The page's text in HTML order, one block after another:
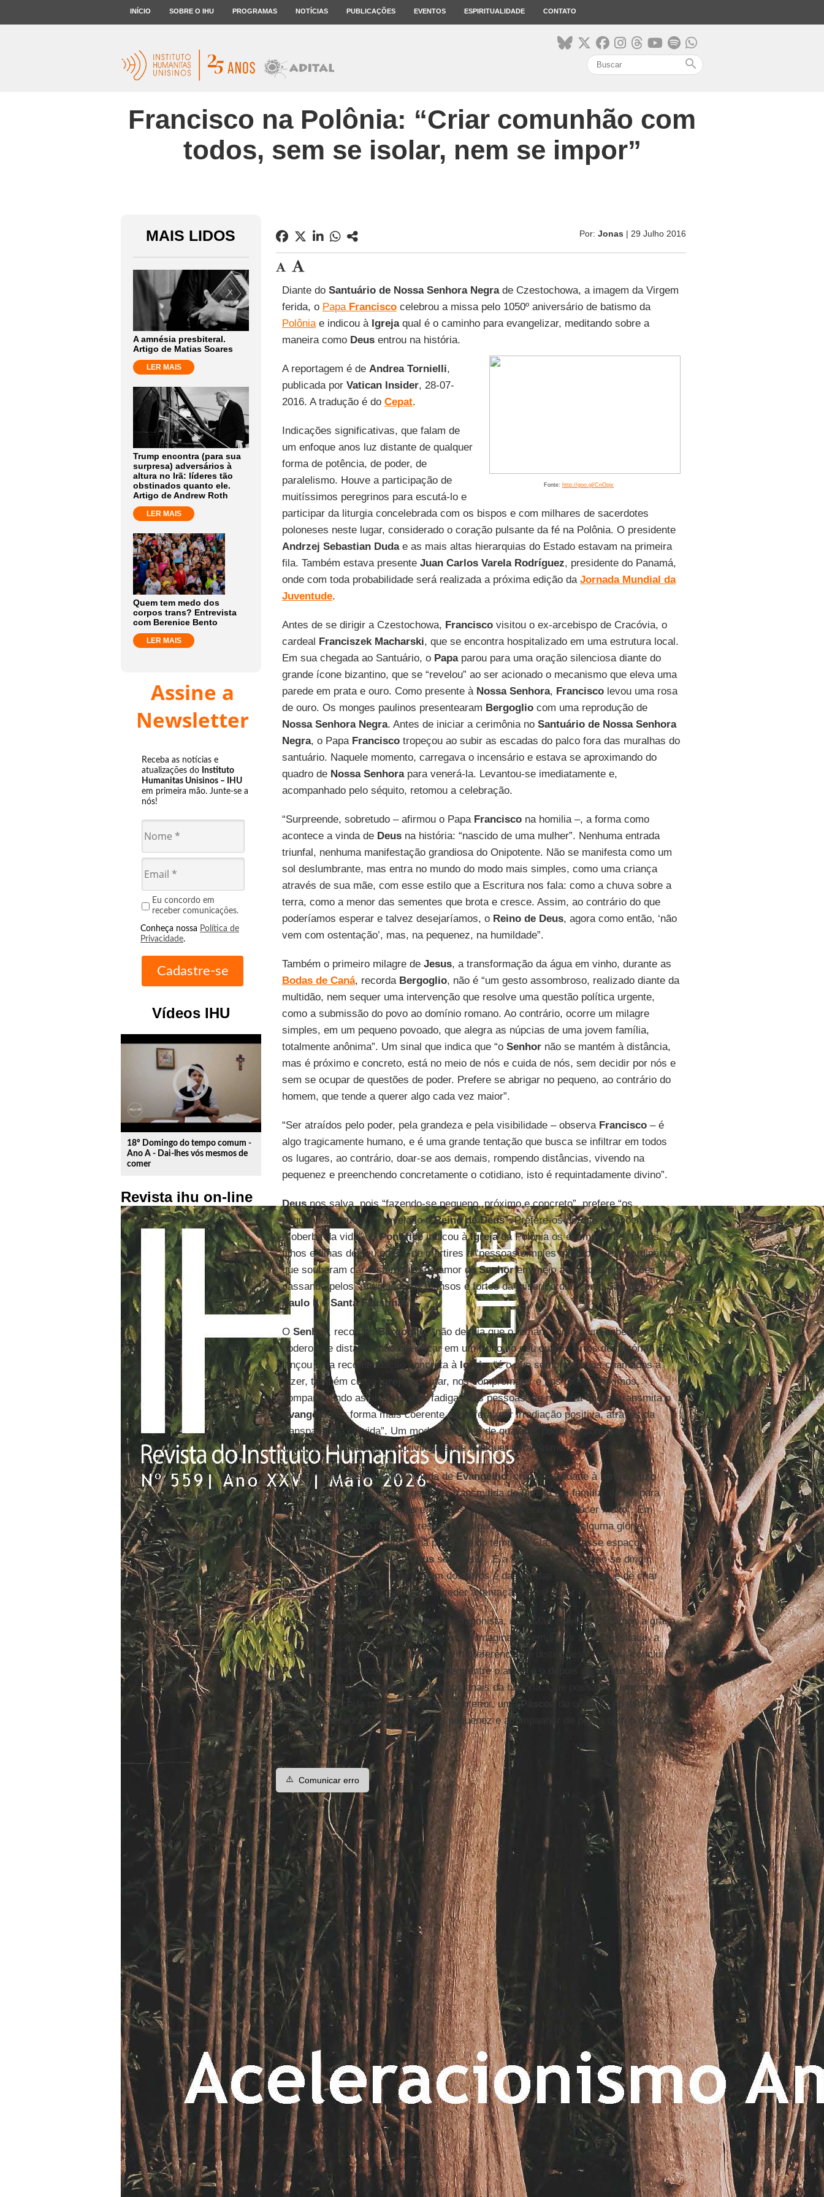
INÍCIO SOBRE O IHU PROGRAMAS NOTÍCIAS PUBLICAÇÕES EVENTOS ESPIRITUALIDADE CONTATO
search
Francisco na Polônia: “Criar comunhão com
todos, sem se isolar, nem se impor”
MAIS LIDOS
A amnésia presbiteral.
Artigo de Matias Soares
LER MAIS
Trump encontra (para sua
surpresa) adversários à
altura no Irã: líderes tão
obstinados quanto ele.
Artigo de Andrew Roth
LER MAIS
Quem tem medo dos
corpos trans? Entrevista
com Berenice Bento
LER MAIS
Assine a
Newsletter
Receba as notícias e
atualizações do Instituto
Humanitas Unisinos – IHU
em primeira mão. Junte-se a
nós!
Eu concordo em
receber comunicações.
Conheça nossa Política de
Privacidade.
Vídeos IHU
play_circle_outline
18º Domingo do tempo comum -
Ano A - Dai-lhes vós mesmos de
comer
Revista ihu on-line
Por: Jonas | 29 Julho 2016
Diante do Santuário de Nossa Senhora Negrade Czestochowa, a imagem da Virgem
ferida, o Papa Franciscocelebrou a missa pelo 1050º aniversário de batismo da
Polôniae indicou à Igrejaqual é o caminho para evangelizar, meditando sobre a
maneira como Deusentrou na história.
Fonte: http://goo.gl/CnOpjx
A reportagem é de Andrea Tornielli,
publicada por Vatican Insider, 28-07-
2016. A tradução é do Cepat.
Indicações significativas, que falam de
um enfoque anos luz distante de qualquer
forma de potência, de poder, de
paralelismo. Houve a participação de
muitíssimos peregrinos para escutá-lo e
participar da liturgia concelebrada com os bispos e com milhares de sacerdotes
poloneses neste lugar, considerado o coração pulsante da fé na Polônia. O presidente
Andrzej Sebastian Dudae as mais altas hierarquias do Estado estavam na primeira
fila. Também estava presente Juan Carlos Varela Rodríguez, presidente do Panamá,
onde com toda probabilidade será realizada a próxima edição da Jornada Mundial da
Juventude.
Antes de se dirigir a Czestochowa, Franciscovisitou o ex-arcebispo de Cracóvia, o
cardeal Franciszek Macharski, que se encontra hospitalizado em uma estrutura local.
Em sua chegada ao Santuário, o Papaparou para uma oração silenciosa diante do
grande ícone bizantino, que se “revelou” ao ser acionado o mecanismo que eleva uma
parede em prata e ouro. Como presente à Nossa Senhora, Franciscolevou uma rosa
de ouro. Os monges paulinos presentearam Bergogliocom uma reprodução de
Nossa Senhora Negra. Antes de iniciar a cerimônia no Santuário de Nossa Senhora
Negra, o Papa Franciscotropeçou ao subir as escadas do palco fora das muralhas do
santuário. Naquele momento, carregava o incensário e estava se aproximando do
quadro de Nossa Senhorapara venerá-la. Levantou-se imediatamente e,
acompanhado pelo séquito, retomou a celebração.
“Surpreende, sobretudo – afirmou o Papa Franciscona homilia –, a forma como
acontece a vinda de Deusna história: “nascido de uma mulher”. Nenhuma entrada
triunfal, nenhuma manifestação grandiosa do Onipotente. Não se manifesta como um
sol deslumbrante, mas entra no mundo do modo mais simples, como uma criança
através de sua mãe, com esse estilo que a Escritura nos fala: como a chuva sobre a
terra, como a menor das sementes que brota e cresce. Assim, ao contrário do que
poderíamos esperar e talvez desejaríamos, o Reino de Deus, agora como então, ‘não
vem com ostentação’, mas, na pequenez, na humildade”.
Também o primeiro milagre de Jesus, a transformação da água em vinho, durante as
Bodas de Caná, recorda Bergoglio, não é “um gesto assombroso, realizado diante da
multidão, nem sequer uma intervenção que resolve uma questão política urgente,
como a submissão do povo ao domínio romano. Ao contrário, ocorre um milagre
simples, em um pequeno povoado, que alegra as núpcias de uma jovem família,
totalmente anônima”. Um sinal que indica que “o Senhornão se mantém à distância,
mas é próximo e concreto, está no meio de nós e cuida de nós, sem decidir por nós e
sem se ocupar de questões de poder. Prefere se abrigar no pequeno, ao contrário do
homem, que tende a querer algo cada vez maior”.
“Ser atraídos pelo poder, pela grandeza e pela visibilidade – observa Francisco– é
algo tragicamente humano, e é uma grande tentação que busca se infiltrar em todos
os lugares, ao contrário, doar-se aos demais, rompendo distâncias, vivendo na
pequenez e preenchendo concretamente o cotidiano, isto é requintadamente divino”.
Deusnos salva, pois “fazendo-se pequeno, próximo e concreto”, prefere “os
pequenos, a quem foi revelado oReino de Deus”. Prefere-os porque se opõem à
“soberba da vida”. OPontíficeindicou àIgrejada Polônia os exemplos de “tantos
filhos e filhas de seu povo”, de mártires a “pessoas simples e também extraordinárias
que souberam dar testemunho do amor doSenhorem meio a grandes provações”,
passando pelos “anunciadores mansos e fortes da misericórdia, comoSão João
Paulo IIeSanta Faustina ”.
O Senhor, recordouBergoglio, “não deseja que o temam como a um soberano
poderoso e distante, não quer ficar em um trono no céu ou nos livros de história”. E
lançou uma recomendação concreta à Igreja: “é o que sempre somos chamados a
fazer, também como
Igreja : escutar, nos comprometer e nos tornar próximos,
compartilhando as alegrias e as fadigas das pessoas, de maneira que se transmita o
Evangelho
da forma mais coerente e frutífera: por irradiação positiva, através da
transparência de vida”. Um modelo distante de qualquer poder ou potência, de
qualquer reivindicação de privilégios, de qualquer paralelismo.
A história da Polônia, “impregnada deEvangelho, cruz e fidelidade àIgreja
, viu o
contágio positivo de uma fé genuína, transmitida de família em família, de pai para
filho, e sobretudo pelas mães e as avós, a quem é preciso agradecer muito”. Em
seguida,Francisco refletiu a respeito da figura deMaria
: “Se há alguma glória
humana, algum mérito nosso na plenitude do tempo, é Ela. É Ela esse espaço,
preservado do mal, na qualDeusse refletiu”. É a Ela que é necessário se dirigir,
porque “infunde o desejo de ir além dos erros e das feridas do passado, e de criar
comunhão com todos, sem jamais ceder à tentação de se isolar e se impor”.
Nossa Senhora“não é dona e nem protagonista, mas Mãe e serva. Peçamos a graça
de tornar nossa a sua simplicidade, a sua imaginação em servir ao necessitado, a
beleza de dar a vida pelos demais, sem preferências e distinções”. Porque, conclui o
Pontífice, “de pouco serve a passagem entre o antes e o depois de Cristo, caso
permaneça apenas como uma data nos anais da história. Que possa se cumprir, para
todos e para cada um, uma passagem interior, umaPáscoa
do coração ao estilo
divino encarnado porMaria
: agir na pequenez e acompanhar de perto, com o coração
simples e aberto”.
⚠️ Comunicar erro